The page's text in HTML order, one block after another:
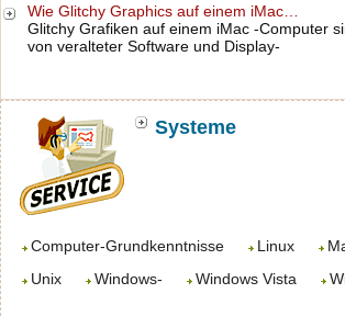
Wie Glitchy Graphics auf einem iMac…
Glitchy Grafiken auf einem iMac -Computer
von veralteter Software und Display-
Systeme
Computer-Grundkenntnisse Linux
Unix
Windows- Windows Vista